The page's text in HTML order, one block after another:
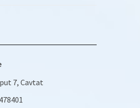
7, Cavtat